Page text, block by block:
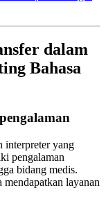
dalam
Bahasa
interpreter yang
pengalaman
bidang medis.
layanan